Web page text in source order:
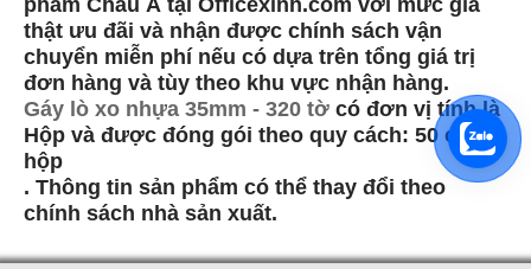
thật ưu đãi và nhận được chính sách vận
chuyển miễn phí nếu có dựa trên tổng giá trị
đơn hàng và tùy theo khu vực nhận hàng.
Gáy lò xo nhựa 35mm - 320 tờ có đơn vị tính là
Hộp và được đóng gói theo quy cách: 50 cái /
hộp
. Thông tin sản phẩm có thể thay đổi theo
chính sách nhà sản xuất.